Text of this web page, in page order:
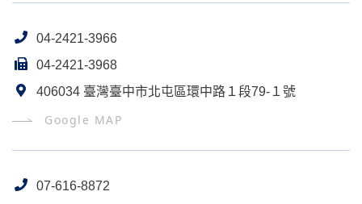
04-2421-3966
04-2421-3968
406034 臺灣臺中市北屯區環中路１段79-１號
Google MAP
07-616-8872